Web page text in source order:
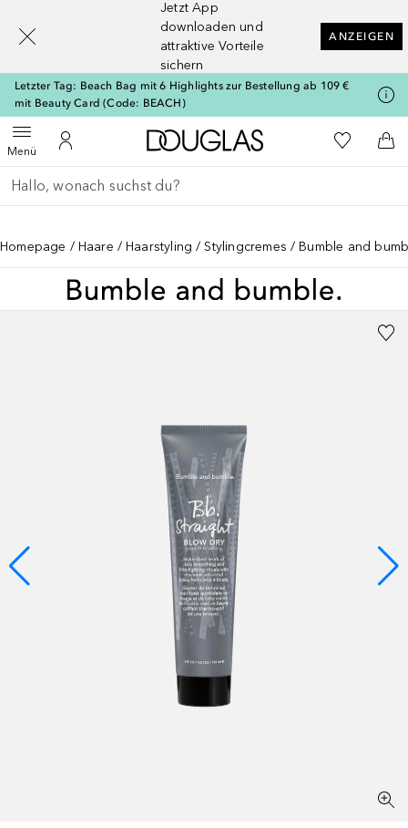
Jetzt App
downloaden und
attraktive Vorteile
sichern
ANZEIGEN
Letzter Tag: Beach Bag mit 6 Highlights zur Bestellung ab 109 €
mit Beauty Card (Code: BEACH)
MenüMenü öffnenZu Meinem Kundenkonto
Zur Douglas Startseite
Zu Meiner
Gehe zurück
Suche ausführen
Homepage Haare Haarstyling Stylingcremes Bumble and
[navigation.slideout.screenreader]